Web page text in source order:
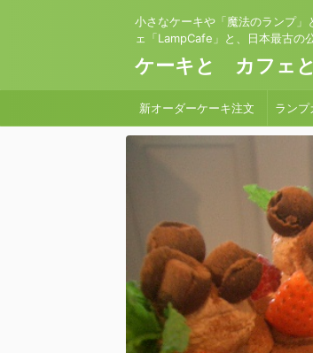
小さなケーキや「魔法のランプ
ェ「LampCafe」と、日本最古の
ケーキと カフェ
新オーダーケーキ注文 ランプ